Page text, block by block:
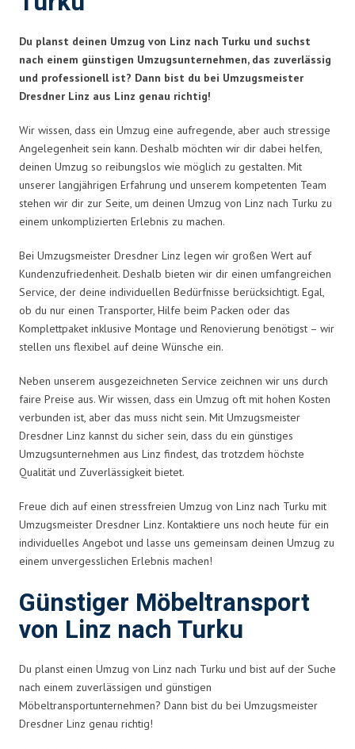
Du planst deinen Umzug von Linz nach Turku und suchst
nach einem günstigen Umzugsunternehmen, das zuverlässig
und professionell ist? Dann bist du bei Umzugsmeister
Dresdner Linz aus Linz genau richtig!
Wir wissen, dass ein Umzug eine aufregende, aber auch stressige
Angelegenheit sein kann. Deshalb möchten wir dir dabei helfen,
deinen Umzug so reibungslos wie möglich zu gestalten. Mit
unserer langjährigen Erfahrung und unserem kompetenten Team
stehen wir dir zur Seite, um deinen Umzug von Linz nach Turku zu
einem unkomplizierten Erlebnis zu machen.
Bei Umzugsmeister Dresdner Linz legen wir großen Wert auf
Kundenzufriedenheit. Deshalb bieten wir dir einen umfangreichen
Service, der deine individuellen Bedürfnisse berücksichtigt. Egal,
ob du nur einen Transporter, Hilfe beim Packen oder das
Komplettpaket inklusive Montage und Renovierung benötigst – wir
stellen uns flexibel auf deine Wünsche ein.
Neben unserem ausgezeichneten Service zeichnen wir uns durch
faire Preise aus. Wir wissen, dass ein Umzug oft mit hohen Kosten
verbunden ist, aber das muss nicht sein. Mit Umzugsmeister
Dresdner Linz kannst du sicher sein, dass du ein günstiges
Umzugsunternehmen aus Linz findest, das trotzdem höchste
Qualität und Zuverlässigkeit bietet.
Freue dich auf einen stressfreien Umzug von Linz nach Turku mit
Umzugsmeister Dresdner Linz. Kontaktiere uns noch heute für ein
individuelles Angebot und lasse uns gemeinsam deinen Umzug zu
einem unvergesslichen Erlebnis machen!
Günstiger Möbeltransport
von Linz nach Turku
Du planst einen Umzug von Linz nach Turku und bist auf der Suche
nach einem zuverlässigen und günstigen
Möbeltransportunternehmen? Dann bist du bei Umzugsmeister
Dresdner Linz genau richtig!